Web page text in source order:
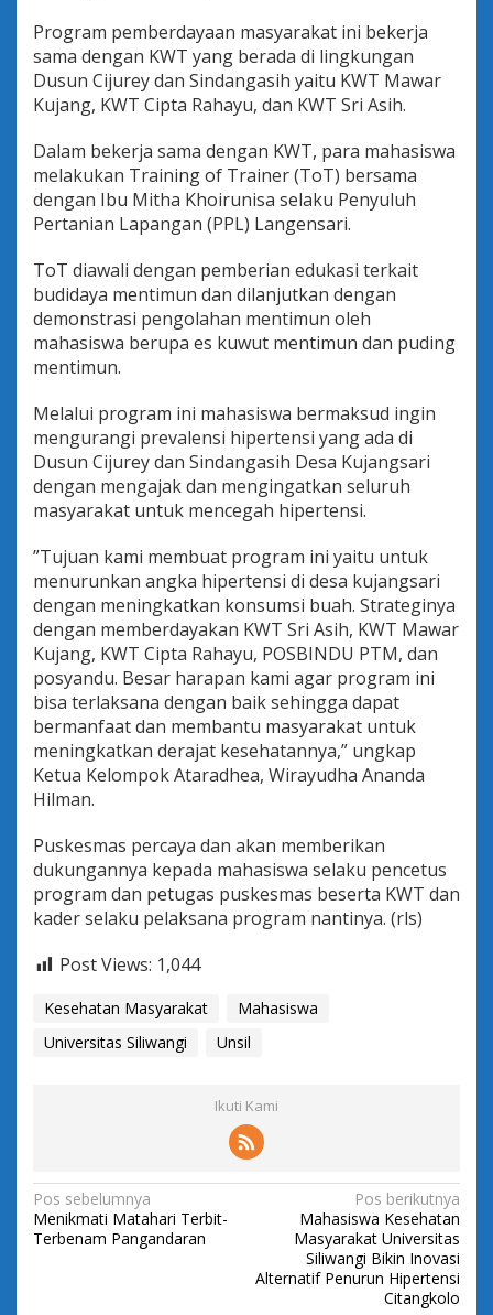
G
e
r
a
k
n
K
a
r
t
K
o
n
t
r
e
r
t
a
a
a
m
d
n
O
l
a
h
T
i
m
Program pemberdayaan masyarakat ini bekerja
sama dengan KWT yang berada di lingkungan
Dusun Cijurey dan Sindangasih yaitu KWT Mawar
Kujang, KWT Cipta Rahayu, dan KWT Sri Asih.
Dalam bekerja sama dengan KWT, para mahasiswa
melakukan Training of Trainer (ToT) bersama
dengan Ibu Mitha Khoirunisa selaku Penyuluh
Pertanian Lapangan (PPL) Langensari.
ToT diawali dengan pemberian edukasi terkait
budidaya mentimun dan dilanjutkan dengan
demonstrasi pengolahan mentimun oleh
mahasiswa berupa es kuwut mentimun dan puding
mentimun.
Melalui program ini mahasiswa bermaksud ingin
mengurangi prevalensi hipertensi yang ada di
Dusun Cijurey dan Sindangasih Desa Kujangsari
dengan mengajak dan mengingatkan seluruh
masyarakat untuk mencegah hipertensi.
”Tujuan kami membuat program ini yaitu untuk
menurunkan angka hipertensi di desa kujangsari
dengan meningkatkan konsumsi buah. Strateginya
dengan memberdayakan KWT Sri Asih, KWT Mawar
Kujang, KWT Cipta Rahayu, POSBINDU PTM, dan
posyandu. Besar harapan kami agar program ini
bisa terlaksana dengan baik sehingga dapat
bermanfaat dan membantu masyarakat untuk
meningkatkan derajat kesehatannya,” ungkap
Ketua Kelompok Ataradhea, Wirayudha Ananda
Hilman.
Puskesmas percaya dan akan memberikan
dukungannya kepada mahasiswa selaku pencetus
program dan petugas puskesmas beserta KWT dan
kader selaku pelaksana program nantinya. (rls)
Post Views: 1,044
Kesehatan Masyarakat
Mahasiswa
Universitas Siliwangi
Unsil
Ikuti Kami
N
a
Pos sebelumnya
Menikmati Matahari Terbit-
Terbenam Pangandaran
Pos berikutnya
Mahasiswa Kesehatan
Masyarakat Universitas
Siliwangi Bikin Inovasi
Alternatif Penurun Hipertensi
Citangkolo